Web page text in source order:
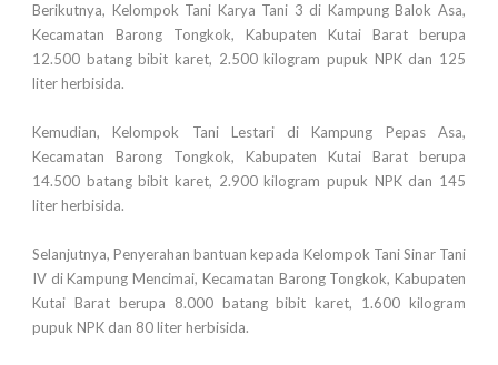
Berikutnya, Kelompok Tani Karya Tani 3 di Kampung Balok Asa,
Kecamatan Barong Tongkok, Kabupaten Kutai Barat berupa
12.500 batang bibit karet, 2.500 kilogram pupuk NPK dan 125
liter herbisida.
Kemudian, Kelompok Tani Lestari di Kampung Pepas Asa,
Kecamatan Barong Tongkok, Kabupaten Kutai Barat berupa
14.500 batang bibit karet, 2.900 kilogram pupuk NPK dan 145
liter herbisida.
Selanjutnya, Penyerahan bantuan kepada Kelompok Tani Sinar Tani
IV di Kampung Mencimai, Kecamatan Barong Tongkok, Kabupaten
Kutai Barat berupa 8.000 batang bibit karet, 1.600 kilogram
pupuk NPK dan 80 liter herbisida.